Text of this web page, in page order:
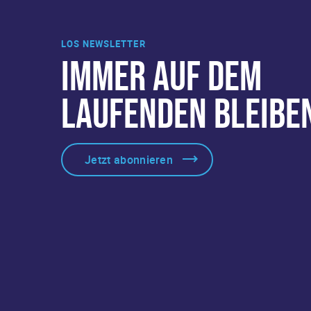
LOS NEWSLETTER
IMMER AUF DEM
LAUFENDEN
Jetzt abonnieren